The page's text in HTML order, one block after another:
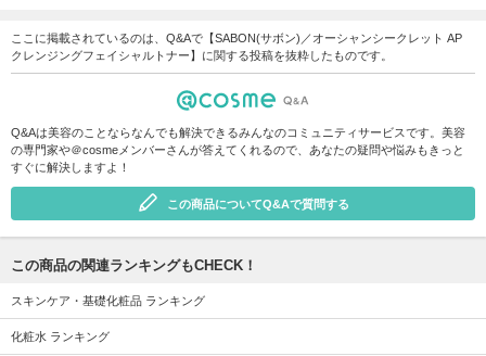
ここに掲載されているのは、Q&Aで【SABON(サボン)／オーシャンシークレット AP
クレンジングフェイシャルトナー】に関する投稿を抜粋したものです。
Q&Aは美容のことならなんでも解決できるみんなのコミュニティサービスです。美容
の専門家や＠cosmeメンバーさんが答えてくれるので、あなたの疑問や悩みもきっと
すぐに解決しますよ！
この商品についてQ&Aで質問する
この商品の関連ランキングもCHECK！
スキンケア・基礎化粧品 ランキング
化粧水 ランキング